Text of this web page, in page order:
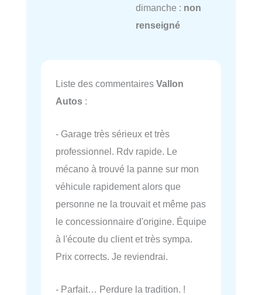
dimanche : non
renseigné
Liste des commentaires Vallon
Autos :
- Garage très sérieux et très
professionnel. Rdv rapide. Le
mécano à trouvé la panne sur mon
véhicule rapidement alors que
personne ne la trouvait et même pas
le concessionnaire d'origine. Équipe
à l'écoute du client et très sympa.
Prix corrects. Je reviendrai.
- Parfait… Perdure la tradition. !